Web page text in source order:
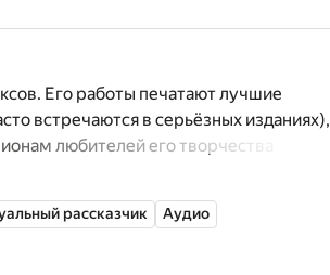
Его работы печатают лучшие
встречаются в серьёзных изданиях),
любителей его творчества
рассказчик Аудио